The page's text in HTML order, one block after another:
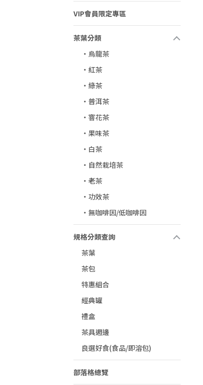
VIP會員限定專區
茶葉分類
‧烏龍茶
‧紅茶
‧綠茶
‧普洱茶
‧窨花茶
‧果味茶
‧白茶
‧自然栽培茶
‧老茶
‧功效茶
‧無咖啡因/低咖啡因
規格分類查詢
茶葉
茶包
特惠組合
經典罐
禮盒
茶具週邊
良選好食(食品/即溶包)
部落格總覽